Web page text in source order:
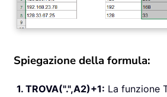
Spiegazione della formula:
1. TROVA(".",A2)+1: La funzione